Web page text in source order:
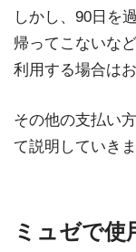
しかし、90日を
帰ってこないな
利用する場合は
その他の支払い
て説明していきま
ミュゼで使